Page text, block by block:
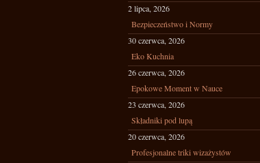
2 lipca, 2026
Bezpieczeństwo i Normy
30 czerwca, 2026
Eko Kuchnia
26 czerwca, 2026
Epokowe Moment w Nauce
23 czerwca, 2026
Składniki pod lupą
20 czerwca, 2026
Profesjonalne triki wizażystów